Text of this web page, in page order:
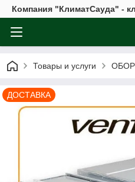
Компания "КлиматСауда" -
Товары и услуги
ДОСТАВКА